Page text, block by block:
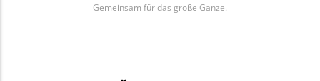
Gemeinsam für das große Ganze.